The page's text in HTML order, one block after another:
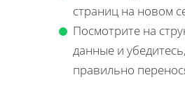
страниц на новом
Посмотрите на
данные и
правильно